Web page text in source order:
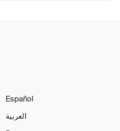
Español
العربية